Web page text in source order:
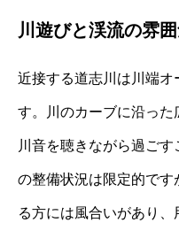
川遊びと渓流の雰
近接する道志川は川端
す。川のカーブに沿っ
川音を聴きながら過ご
の整備状況は限定的で
る方には風合いがあり